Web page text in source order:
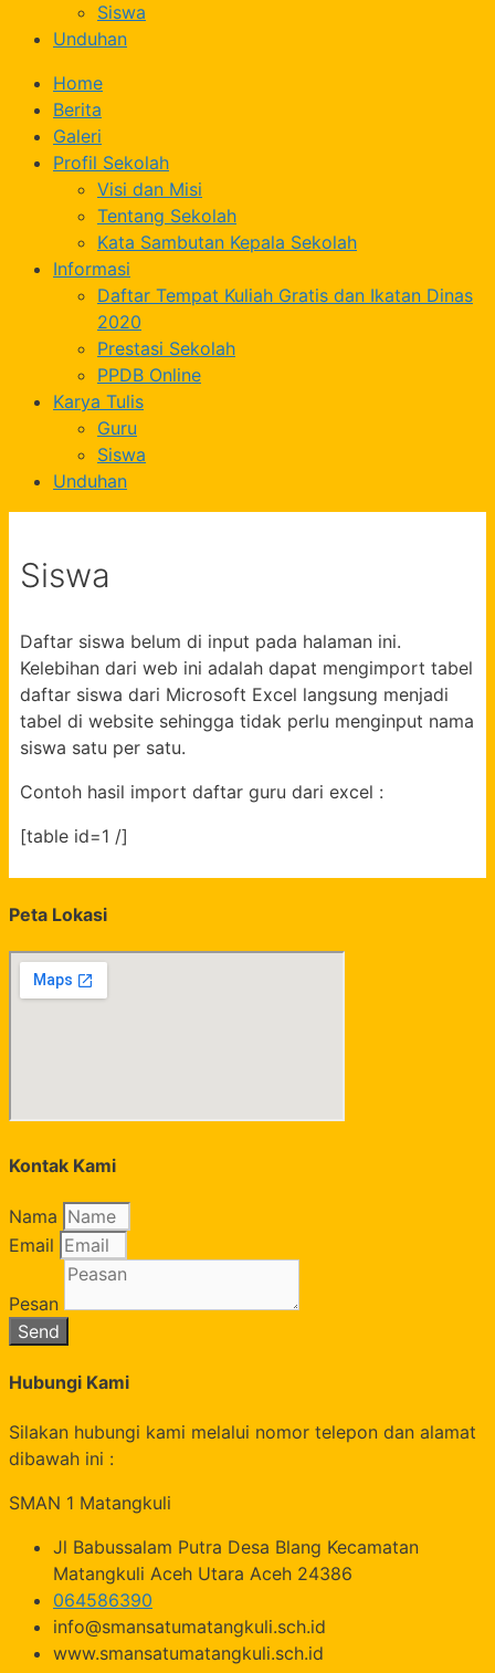
Siswa
Unduhan
Home
Berita
Galeri
Profil Sekolah
Visi dan Misi
Tentang Sekolah
Kata Sambutan Kepala Sekolah
Informasi
Daftar Tempat Kuliah Gratis dan Ikatan Dinas
2020
Prestasi Sekolah
PPDB Online
Karya Tulis
Guru
Siswa
Unduhan
Siswa
Daftar siswa belum di input pada halaman ini.
Kelebihan dari web ini adalah dapat mengimport tabel
daftar siswa dari Microsoft Excel langsung menjadi
tabel di website sehingga tidak perlu menginput nama
siswa satu per satu.
Contoh hasil import daftar guru dari excel :
[table id=1 /]
Peta Lokasi
Kontak Kami
Nama
Email
Pesan
Send
Hubungi Kami
Silakan hubungi kami melalui nomor telepon dan alamat
dibawah ini :
SMAN 1 Matangkuli
Jl Babussalam Putra Desa Blang Kecamatan
Matangkuli Aceh Utara Aceh 24386
064586390
info@smansatumatangkuli.sch.id
www.smansatumatangkuli.sch.id